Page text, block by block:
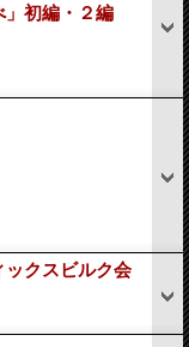
」初編・２編
クスビルク会